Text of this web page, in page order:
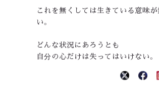
これを無くしては生きている意味が
い。
どんな状況にあろうとも
自分の心だけは失ってはいけない。